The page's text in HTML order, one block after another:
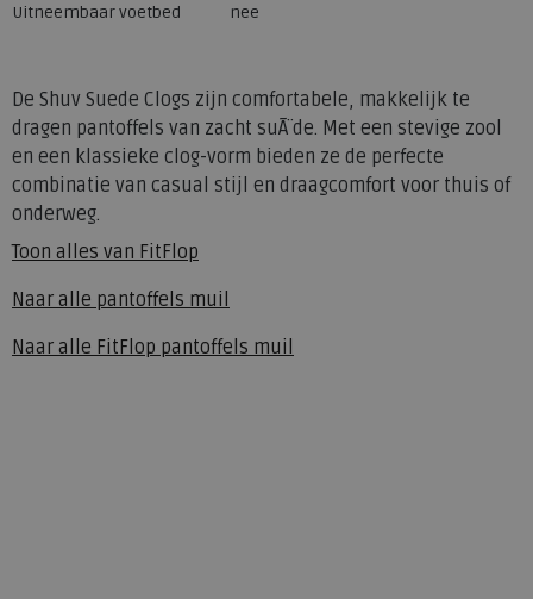
De Shuv Suede Clogs zijn comfortabele, makkelijk te
dragen pantoffels van zacht suÃ¨de. Met een stevige zool
en een klassieke clog-vorm bieden ze de perfecte
combinatie van casual stijl en draagcomfort voor thuis of
onderweg.
Toon alles van FitFlop
Naar alle pantoffels muil
Naar alle FitFlop pantoffels muil
Uitneembaar voetbed
nee